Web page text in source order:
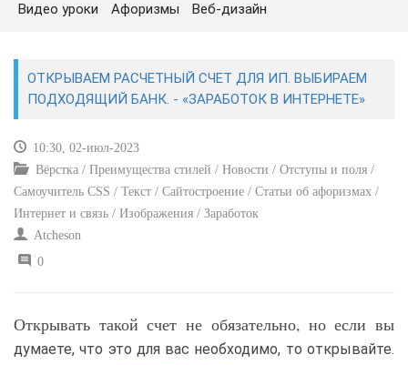
СЕГОДНЯ
САЙТОСТРОЕНИЕ
РЕМОНТ И СОВЕТЫ
ИНТЕРНЕТ И СВЯЗЬ
Видео уроки Афоризмы Веб-дизайн
ОТКРЫВАЕМ РАСЧЕТНЫЙ СЧЕТ ДЛЯ ИП. ВЫБИРАЕМ
ПОДХОДЯЩИЙ БАНК. - «ЗАРАБОТОК В ИНТЕРНЕТЕ»
10:30, 02-июл-2023
Вёрстка / Преимущества стилей / Новости / Отступы и поля /
Самоучитель CSS / Текст / Сайтостроение / Статьи об афоризмах /
Интернет и связь / Изображения / Заработок
Atcheson
0
Открывать такой счет не обязательно, но если вы
думаете, что это для вас необходимо, то открывайте.